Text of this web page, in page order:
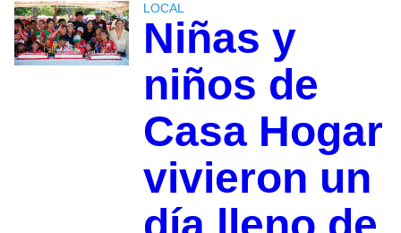
LOCAL
Niñas y
niños de
Casa Hogar
vivieron un